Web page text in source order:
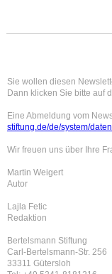
Sie wollen diesen
Dann klicken Sie bitte auf
Eine Abmeldung vom
stiftung.de/de/system/
Wir freuen uns über Ihre
Martin Weigert
Autor
Lajla Fetic
Redaktion
Bertelsmann Stiftung
Carl-Bertelsmann-Str. 256
33311 Gütersloh